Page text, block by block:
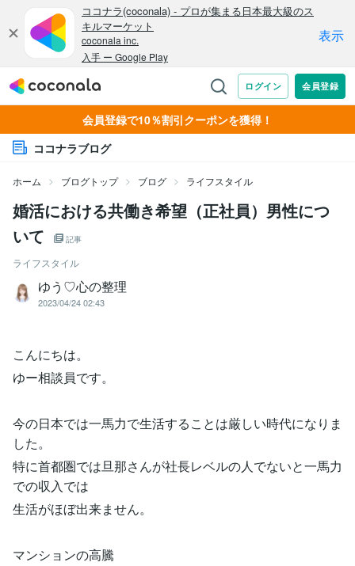
会員登録で10％割引クーポンを獲得！
ココナラブログ
ホーム ブログトップ ブログ ライフスタイル
婚活における共働き希望（正社員）男性につ
いて
記事
ライフスタイル
ゆう♡心の整理
2023/04/24 02:43
こんにちは。
ゆー相談員です。
今の日本では一馬力で生活することは厳しい時代になりま
した。
特に首都圏では旦那さんが社長レベルの人でないと一馬力
での収入では
生活がほぼ出来ません。
マンションの高騰